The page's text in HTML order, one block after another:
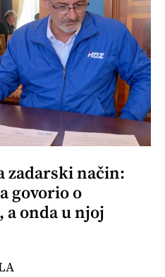
zadarski način:
govorio o
onda u njoj